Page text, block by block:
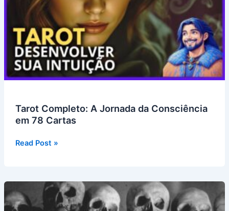
Oráculo
Ideal
para
Sua
Evolução
Tarot Completo: A Jornada da Consciência
em 78 Cartas
Tarot
Jornada
da
Consciência
Read Post »